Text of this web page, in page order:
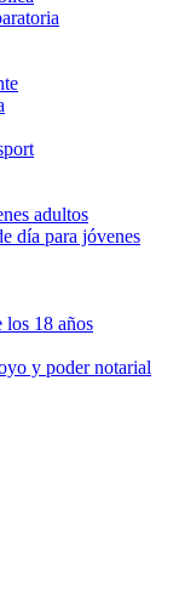
adultos
día para jóvenes
los 18 años
y poder notarial